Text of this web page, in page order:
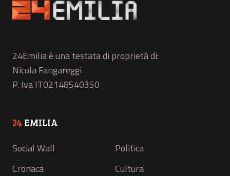
24Emilia è una testata di proprietà di:
Nicola Fangareggi
P. Iva IT02148540350
24 EMILIA
Social Wall
Politica
Cronaca
Cultura